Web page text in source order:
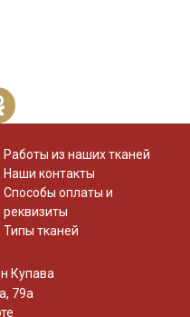
Работы из наших тканей
Наши контакты
Способы оплаты и
реквизиты
Типы тканей
Купава
79а